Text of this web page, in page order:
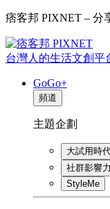
痞客邦 PIXNET – 分
台灣人的生活文創平
GoGo+
頻道
主題企劃
大試用時
社群影響力
StyleMe